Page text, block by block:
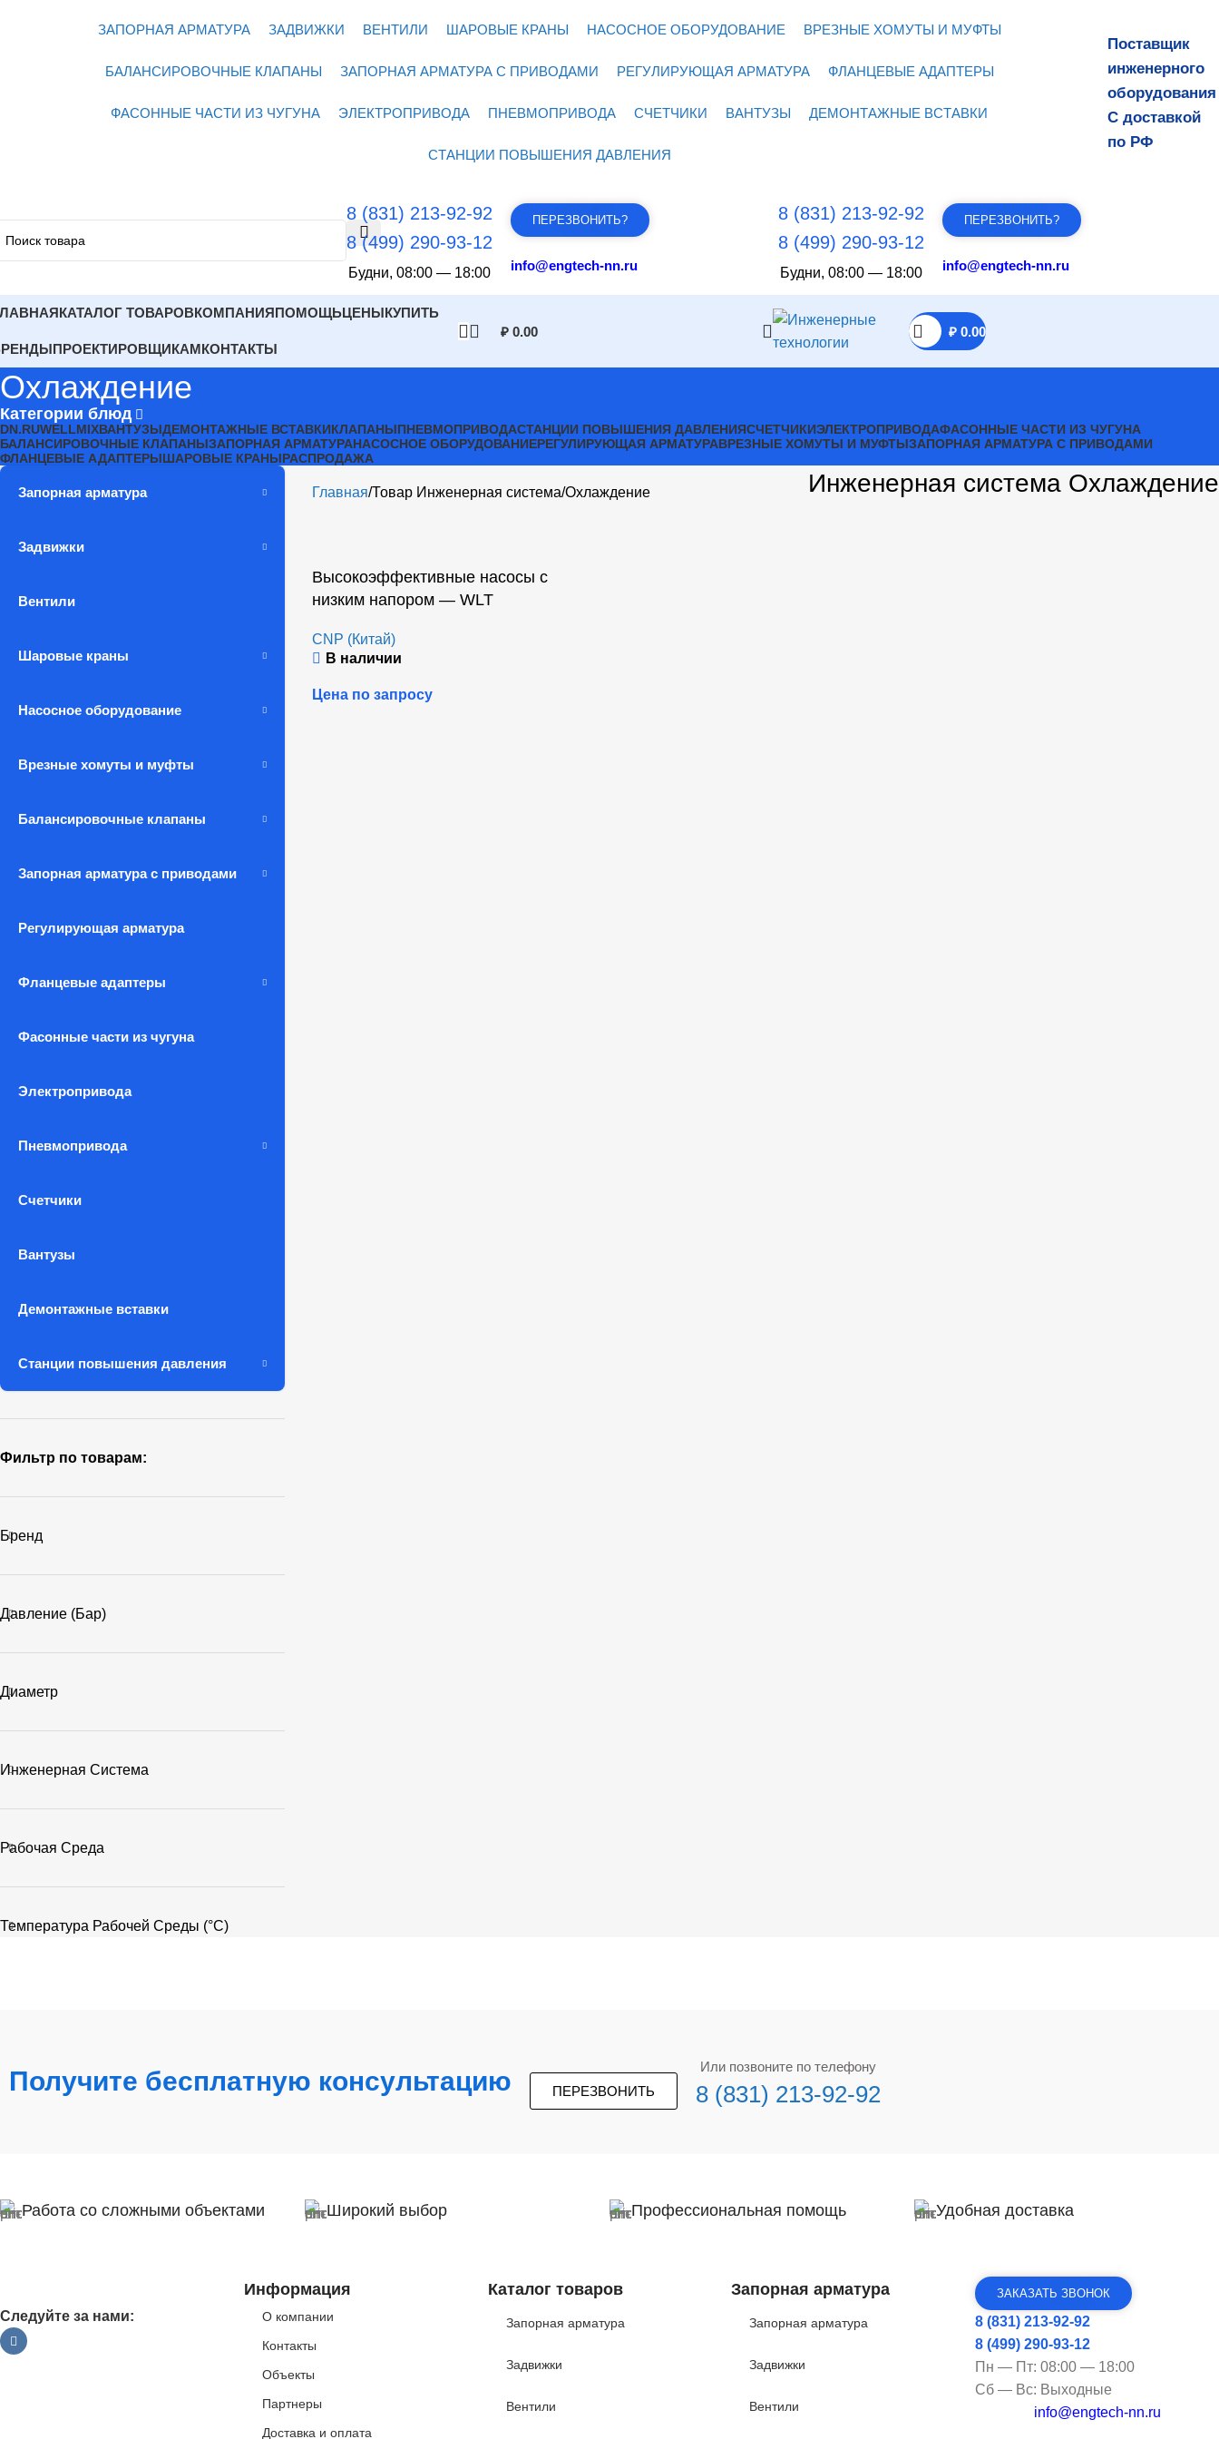
ЗАПОРНАЯ АРМАТУРА ЗАДВИЖКИ ВЕНТИЛИ ШАРОВЫЕ КРАНЫ НАСОСНОЕ ОБОРУДОВАНИЕ ВРЕЗНЫЕ ХОМУТЫ И МУФТЫ
БАЛАНСИРОВОЧНЫЕ КЛАПАНЫ ЗАПОРНАЯ АРМАТУРА С ПРИВОДАМИ РЕГУЛИРУЮЩАЯ АРМАТУРА ФЛАНЦЕВЫЕ АДАПТЕРЫ
ФАСОННЫЕ ЧАСТИ ИЗ ЧУГУНА ЭЛЕКТРОПРИВОДА ПНЕВМОПРИВОДА СЧЕТЧИКИ ВАНТУЗЫ ДЕМОНТАЖНЫЕ ВСТАВКИ
СТАНЦИИ ПОВЫШЕНИЯ ДАВЛЕНИЯ
Поставщик
инженерного
оборудования
С доставкой
по РФ
8 (831) 213-92-92
8 (499) 290-93-12
Будни, 08:00 — 18:00
ПЕРЕЗВОНИТЬ?
info@engtech-nn.ru
8 (831) 213-92-92
8 (499) 290-93-12
Будни, 08:00 — 18:00
ПЕРЕЗВОНИТЬ?
info@engtech-nn.ru
КАТАЛОГ ТОВАРОВКОМПАНИЯПОМОЩЬЦЕНЫКУПИТЬ
ПРОЕКТИРОВЩИКАМКОНТАКТЫ
₽0.00 ₽0.00
Охлаждение
Категории блюд
DN.RUWELLMIXВАНТУЗЫДЕМОНТАЖНЫЕ ВСТАВКИКЛАПАНЫПНЕВМОПРИВОДАСТАНЦИИ ПОВЫШЕНИЯ ДАВЛЕНИЯСЧЕТЧИКИЭЛЕКТРОПРИВОДАФАСОННЫЕ ЧАСТИ ИЗ ЧУГУНА
БАЛАНСИРОВОЧНЫЕ КЛАПАНЫЗАПОРНАЯ АРМАТУРАНАСОСНОЕ ОБОРУДОВАНИЕРЕГУЛИРУЮЩАЯ АРМАТУРАВРЕЗНЫЕ ХОМУТЫ И МУФТЫЗАПОРНАЯ АРМАТУРА С ПРИВОДАМИ
ФЛАНЦЕВЫЕ АДАПТЕРЫШАРОВЫЕ КРАНЫРАСПРОДАЖА
Запорная арматура
Задвижки
Вентили
Шаровые краны
Насосное оборудование
Врезные хомуты и муфты
Балансировочные клапаны
Запорная арматура с приводами
Регулирующая арматура
Фланцевые адаптеры
Фасонные части из чугуна
Электропривода
Пневмопривода
Счетчики
Вантузы
Демонтажные вставки
Станции повышения давления
Фильтр по товарам:
Бренд
Давление (бар)
Диаметр
Инженерная Система
Рабочая Среда
Температура Рабочей Среды (°C)
Главная Товар Инженерная система Охлаждение Инженерная система Охлаждение
Высокоэффективные насосы с
низким напором — WLT
CNP (Китай)
В наличии
Цена по запросу
Получите бесплатную консультацию ПЕРЕЗВОНИТЬ
Или позвоните по телефону
8 (831) 213-92-92
Работа со сложными объектами Широкий выбор Профессиональная помощь Удобная доставка
Следуйте за нами:
Информация
О компании
Контакты
Объекты
Партнеры
Доставка и оплата
Каталог товаров
Запорная арматура
Задвижки
Вентили
Запорная арматура
Запорная арматура
Задвижки
Вентили
ЗАКАЗАТЬ ЗВОНОК
8 (831) 213-92-92
8 (499) 290-93-12
Пн — Пт: 08:00 — 18:00
Сб — Вс: Выходные
info@engtech-nn.ru